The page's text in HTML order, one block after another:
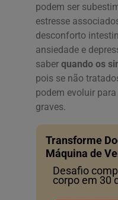
podem ser
estresse
desconforto
ansiedade e
saber quando os
pois se não
podem evoluir
graves.
Transforme
Máquina de
Desafio
corpo em 30